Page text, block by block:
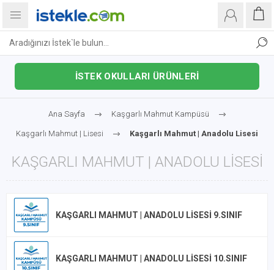
İSTEK OKULLARI ÜRÜNLERİ
Ana Sayfa Kaşgarlı Mahmut Kampüsü
Kaşgarlı Mahmut | Lisesi Kaşgarlı Mahmut | Anadolu Lisesi
KAŞGARLI MAHMUT | ANADOLU LISESI
KAŞGARLI MAHMUT | ANADOLU LISESI 9.SINIF
KAŞGARLI MAHMUT | ANADOLU LISESI 10.SINIF